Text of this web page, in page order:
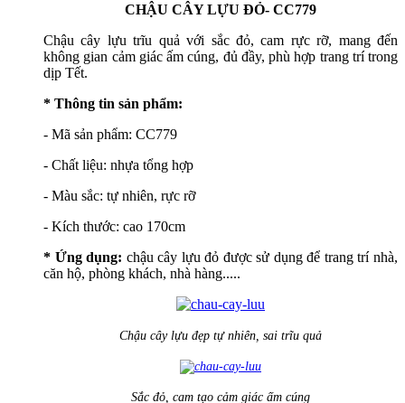
CHẬU CÂY LỰU ĐỎ- CC779
Chậu cây lựu trĩu quả với sắc đỏ, cam rực rỡ, mang đến
không gian cảm giác ấm cúng, đủ đầy, phù hợp trang trí trong
dịp Tết.
* Thông tin sản phẩm:
- Mã sản phẩm: CC779
- Chất liệu: nhựa tổng hợp
- Màu sắc: tự nhiên, rực rỡ
- Kích thước: cao 170cm
* Ứng dụng: chậu cây lựu đỏ được sử dụng để trang trí nhà,
căn hộ, phòng khách, nhà hàng.....
Chậu cây lựu đẹp tự nhiên, sai trĩu quả
Sắc đỏ, cam tạo cảm giác ấm cúng